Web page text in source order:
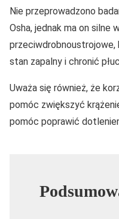
Nie przeprowadzono
Osha, jednak ma on silne
stan zapalny i chronić
Uważa się również, że
pomóc zwiększyć
pomóc poprawić